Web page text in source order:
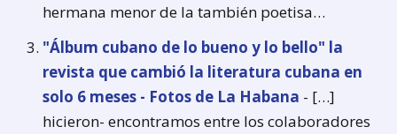
hermana menor de la también poetisa…
"Álbum cubano de lo bueno y lo bello" la
revista que cambió la literatura cubana en
solo 6 meses - Fotos de La Habana - […]
hicieron- encontramos entre los colaboradores